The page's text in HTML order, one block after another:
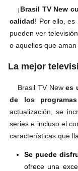
¡Brasil TV New
calidad! Por ello, es
pueden ver
o aquellos que
La mejor
Brasil TV Newes
de los
actualización, se
series e incluso el
características que
Se puede
ofrece una